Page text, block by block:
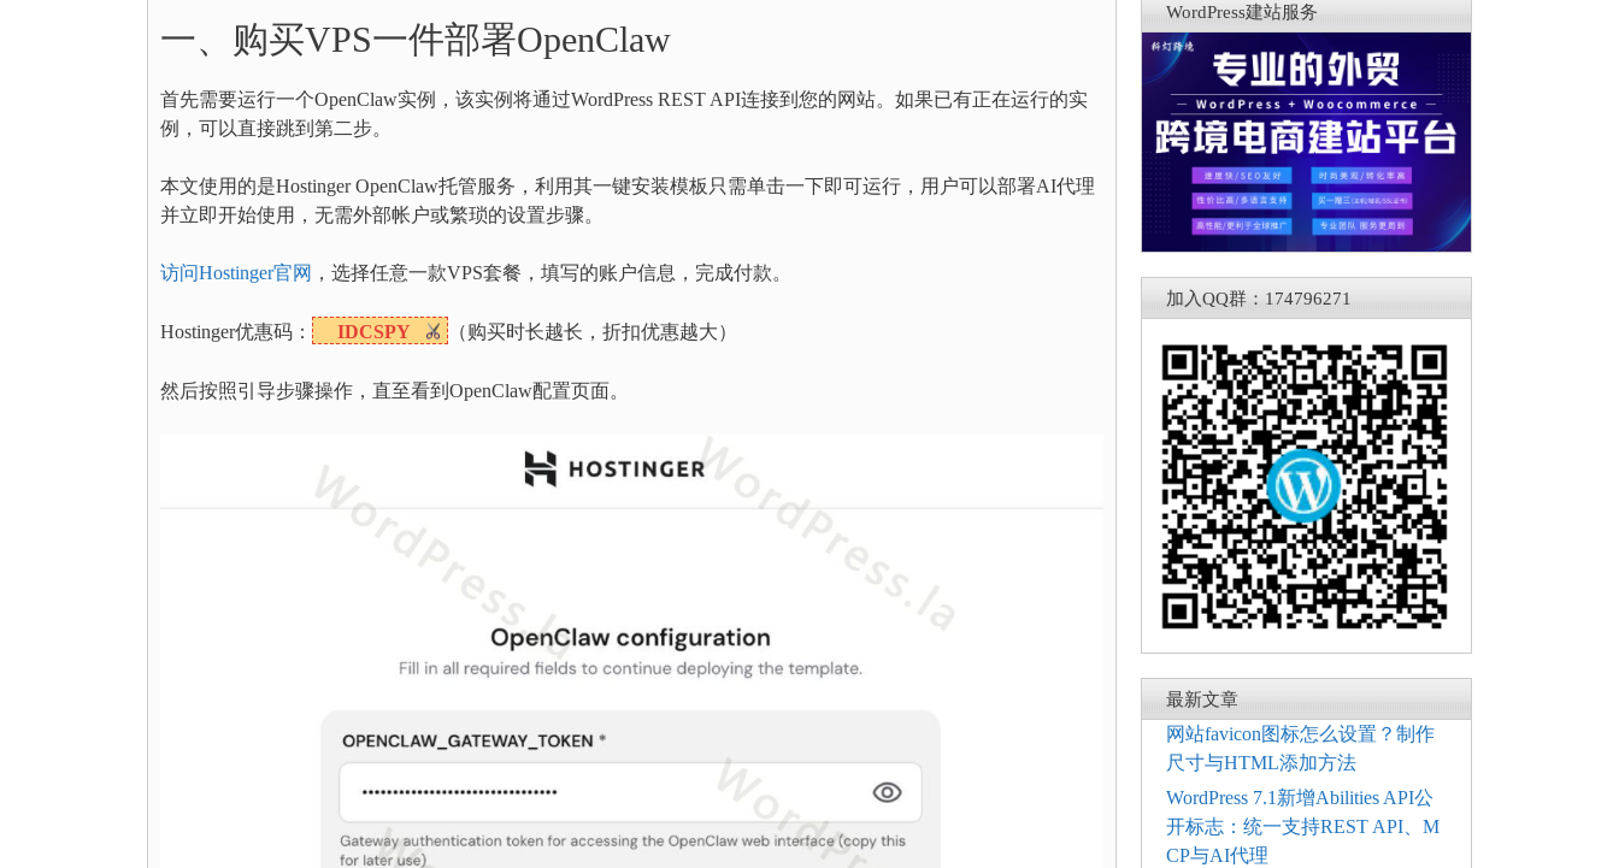
一、购买VPS一件部署OpenClaw
首先需要运行一个OpenClaw实例，该实例将通过WordPress REST API连接到您的网站。如果已有正在运行的实
例，可以直接跳到第二步。
本文使用的是Hostinger OpenClaw托管服务，利用其一键安装模板只需单击一下即可运行，用户可以部署AI代理
并立即开始使用，无需外部帐户或繁琐的设置步骤。
访问Hostinger官网 ，选择任意一款VPS套餐，填写的账户信息，完成付款。
Hostinger优惠码： IDCSPY （购买时长越长，折扣优惠越大）
然后按照引导步骤操作，直至看到OpenClaw配置页面。
WordPress建站服务
加入QQ群：174796271
最新文章
网站favicon图标怎么设置？制作
尺寸与HTML添加方法
WordPress 7.1新增Abilities API公
开标志：统一支持REST API、M
CP与AI代理